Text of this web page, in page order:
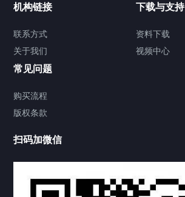
签署类文件海牙认证程序费用
视频中心
热门标签 TAG
机构链接
联系方式
关于我们
下载与支持
资料下载
视频中心
常见问题
购买流程
版权条款
扫码加微信